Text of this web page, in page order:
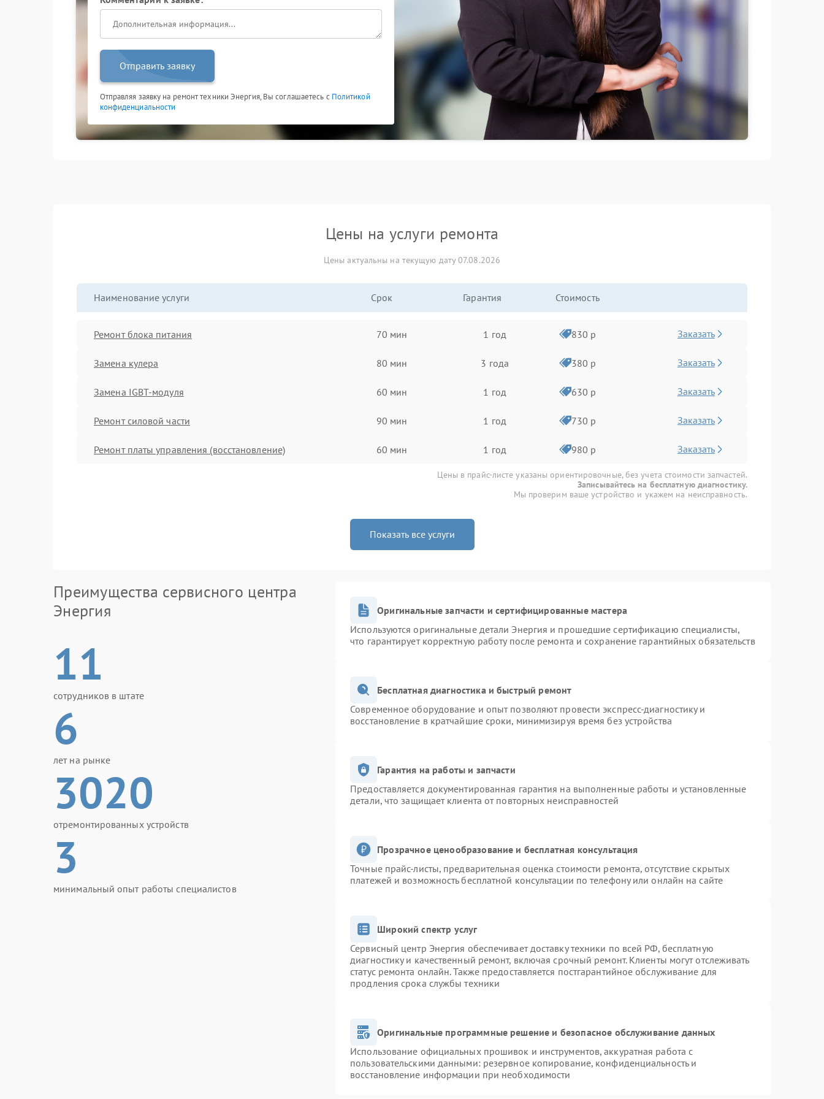
Отправить заявку
Отправляя заявку на ремонт техники Энергия, Вы соглашаетесь с Политикой
конфиденциальности
Цены на услуги ремонта
Цены актуальны на текущую дату 07.08.2026
Наименование услуги Срок Гарантия Стоимость
Ремонт блока питания 70 мин 1 год 830 р Заказать
Замена кулера 80 мин 3 года 380 р Заказать
Замена IGBT-модуля 60 мин 1 год 630 р Заказать
Ремонт силовой части 90 мин 1 год 730 р Заказать
Ремонт платы управления (восстановление) 60 мин 1 год 980 р Заказать
Цены в прайс-листе указаны ориентировочные, без учета стоимости запчастей.
Записывайтесь на бесплатную диагностику.
Мы проверим ваше устройство и укажем на неисправность.
Показать все услуги
Преимущества сервисного центра
Энергия
11
сотрудников в штате
6
лет на рынке
3020
отремонтированных устройств
3
минимальный опыт работы специалистов
Оригинальные запчасти и сертифицированные мастера
Используются оригинальные детали Энергия и прошедшие сертификацию специалисты,
что гарантирует корректную работу после ремонта и сохранение гарантийных обязательств
Бесплатная диагностика и быстрый ремонт
Современное оборудование и опыт позволяют провести экспресс-диагностику и
восстановление в кратчайшие сроки, минимизируя время без устройства
Гарантия на работы и запчасти
Предоставляется документированная гарантия на выполненные работы и установленные
детали, что защищает клиента от повторных неисправностей
Прозрачное ценообразование и бесплатная консультация
Точные прайс-листы, предварительная оценка стоимости ремонта, отсутствие скрытых
платежей и возможность бесплатной консультации по телефону или онлайн на сайте
Широкий спектр услуг
Сервисный центр Энергия обеспечивает доставку техники по всей РФ, бесплатную
диагностику и качественный ремонт, включая срочный ремонт. Клиенты могут отслеживать
статус ремонта онлайн. Также предоставляется постгарантийное обслуживание для
продления срока службы техники
Оригинальные программные решение и безопасное обслуживание данных
Использование официальных прошивок и инструментов, аккуратная работа с
пользовательскими данными: резервное копирование, конфиденциальность и
восстановление информации при необходимости